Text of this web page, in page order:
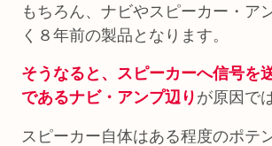
もちろん、ナビやスピーカー・ア
く８年前の製品となります。
そうなると、スピーカーへ信号を
であるナビ・アンプ辺り が原因で
スピーカー自体はある程度のポテ